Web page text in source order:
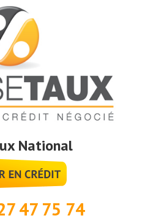
National
47 75 74